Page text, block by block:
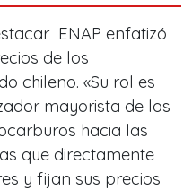
ENAP enfatizó
de los
chileno. «Su rol es
mayorista de los
hacia las
que directamente
y fijan sus precios